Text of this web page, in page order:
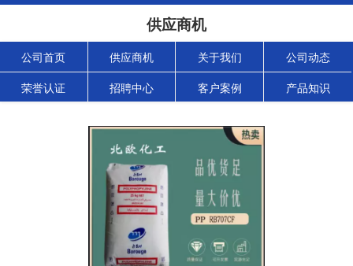
供应商机
公司首页 供应商机 关于我们 公司动态
荣誉认证 招聘中心 客户案例 产品知识